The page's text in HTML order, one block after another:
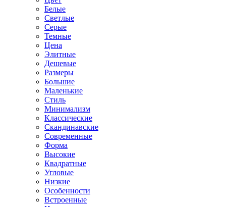
Белые
Светлые
Серые
Темные
Цена
Элитные
Дешевые
Размеры
Большие
Маленькие
Стиль
Минимализм
Классические
Скандинавские
Современные
Форма
Высокие
Квадратные
Угловые
Низкие
Особенности
Встроенные